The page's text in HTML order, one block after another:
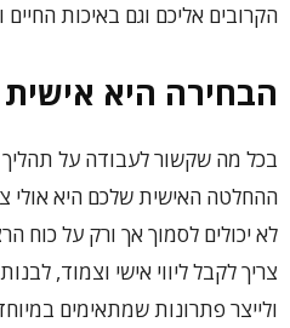
הקרובים אליכם וגם באיכות
הבחירה היא אישית
‏בכל מה שקשור לעבודה על תהליך
‏ההחלטה האישית שלכם היא אולי
לא יכולים לסמוך אך ורק על כוח
צריך לקבל ליווי אישי וצמוד,
ולייצר פתרונות שמתאימים